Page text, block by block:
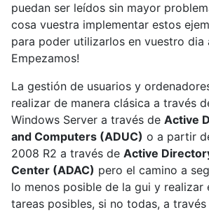
puedan ser leídos sin mayor
cosa vuestra implementar estos
para poder utilizarlos en vuestro dia
Empezamos!
La gestión de usuarios y
realizar de manera clásica a través
Windows Server a través de Active
and Computers (ADUC) o a partir
2008 R2 a través de Active
Center (ADAC) pero el camino a
lo menos posible de la gui y realizar
tareas posibles, si no todas, a